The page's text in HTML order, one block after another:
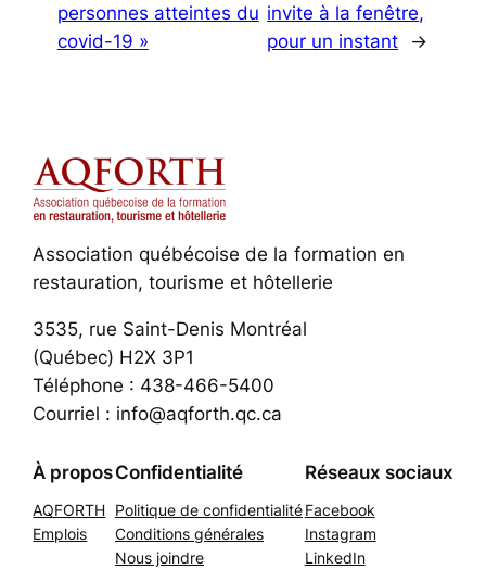
personnes atteintes du
covid-19 »
invite à la fenêtre,
pour un instant
→
Association québécoise de la formation en
restauration, tourisme et hôtellerie
3535, rue Saint-Denis Montréal
(Québec) H2X 3P1
Téléphone : 438-466-5400
Courriel : info@aqforth.qc.ca
À propos
AQFORTH
Emplois
Confidentialité
Politique de confidentialité
Conditions générales
Nous joindre
Réseaux sociaux
Facebook
Instagram
LinkedIn